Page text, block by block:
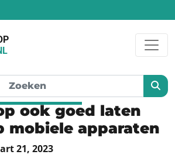
ook goed laten
mobiele apparaten
21, 2023